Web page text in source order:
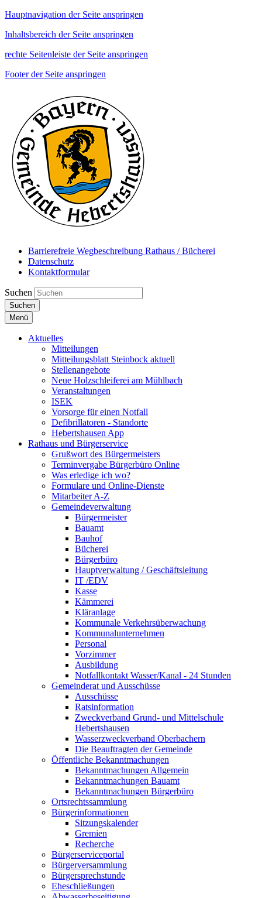
Hauptnavigation der Seite anspringen
Inhaltsbereich der Seite anspringen
rechte Seitenleiste der Seite anspringen
Footer der Seite anspringen
Barrierefreie Wegbeschreibung Rathaus / Bücherei
Datenschutz
Kontaktformular
Suchen
Suchen
Menü
Aktuelles
Mitteilungen
Mitteilungsblatt Steinbock aktuell
Stellenangebote
Neue Holzschleiferei am Mühlbach
Veranstaltungen
ISEK
Vorsorge für einen Notfall
Defibrillatoren - Standorte
Hebertshausen App
Rathaus und Bürgerservice
Grußwort des Bürgermeisters
Terminvergabe Bürgerbüro Online
Was erledige ich wo?
Formulare und Online-Dienste
Mitarbeiter A-Z
Gemeindeverwaltung
Bürgermeister
Bauamt
Bauhof
Bücherei
Bürgerbüro
Hauptverwaltung / Geschäftsleitung
IT /EDV
Kasse
Kämmerei
Kläranlage
Kommunale Verkehrsüberwachung
Kommunalunternehmen
Personal
Vorzimmer
Ausbildung
Notfallkontakt Wasser/Kanal - 24 Stunden
Gemeinderat und Ausschüsse
Ausschüsse
Ratsinformation
Zweckverband Grund- und Mittelschule
Hebertshausen
Wasserzweckverband Oberbachern
Die Beauftragten der Gemeinde
Öffentliche Bekanntmachungen
Bekanntmachungen Allgemein
Bekanntmachungen Bauamt
Bekanntmachungen Bürgerbüro
Ortsrechtssammlung
Bürgerinformationen
Sitzungskalender
Gremien
Recherche
Bürgerserviceportal
Bürgerversammlung
Bürgersprechstunde
Eheschließungen